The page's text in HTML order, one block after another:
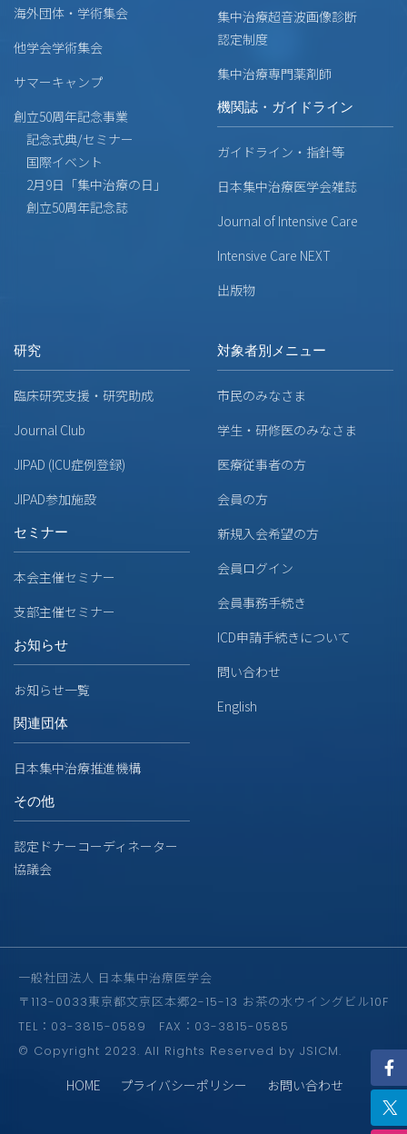
海外団体・学術集会
他学会学術集会
サマーキャンプ
創立50周年記念事業
記念式典/セミナー
国際イベント
2月9日「集中治療の日」
創立50周年記念誌
集中治療超音波画像診断
認定制度
集中治療専門薬剤師
機関誌・ガイドライン
ガイドライン・指針等
日本集中治療医学会雑誌
Journal of Intensive Care
Intensive Care NEXT
出版物
研究
臨床研究支援・研究助成
Journal Club
JIPAD (ICU症例登録)
JIPAD参加施設
セミナー
本会主催セミナー
支部主催セミナー
お知らせ
お知らせ一覧
関連団体
日本集中治療推進機構
その他
認定ドナーコーディネーター
協議会
対象者別メニュー
市民のみなさま
学生・研修医のみなさま
医療従事者の方
会員の方
新規入会希望の方
会員ログイン
会員事務手続き
ICD申請手続きについて
問い合わせ
English
一般社団法人 日本集中治療医学会
〒113-0033東京都文京区本郷2-15-13 お茶の水ウイングビル10F
TEL：03-3815-0589 FAX：03-3815-0585
© Copyright 2023. All Rights Reserved by JSICM.
HOME プライバシーポリシー お問い合わせ